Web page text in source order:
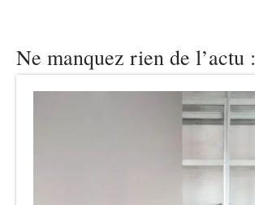
Ne manquez rien de l’actu :